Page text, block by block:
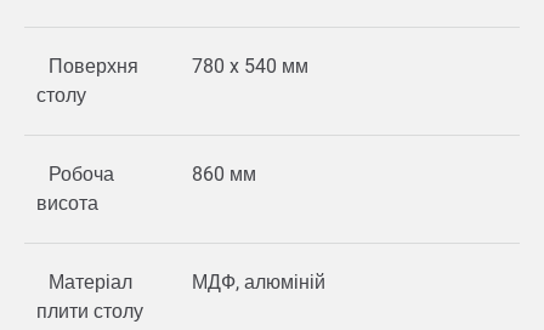
Поверхня
столу
780 x 540 мм
Робоча
висота
860 мм
Матеріал
плити столу
МДФ, алюміній